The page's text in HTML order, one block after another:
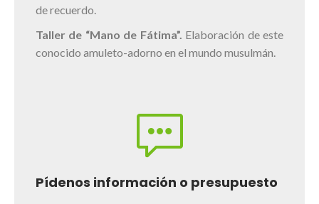
de recuerdo.
Taller de “Mano de Fátima”. Elaboración de este
conocido amuleto-adorno en el mundo musulmán.
Pídenos información o presupuesto